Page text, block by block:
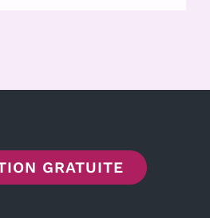
GRATUITE